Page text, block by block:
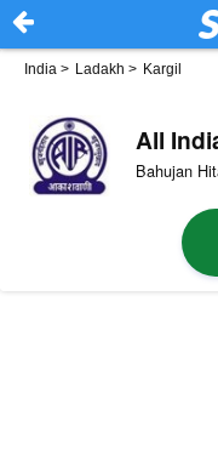
India > Ladakh > Kargil
All
Bahujan